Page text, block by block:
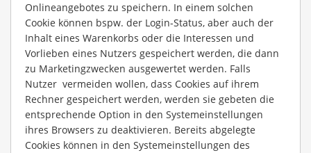
Onlineangebotes zu speichern. In einem solchen
Cookie können bspw. der Login-Status, aber auch der
Inhalt eines Warenkorbs oder die Interessen und
Vorlieben eines Nutzers gespeichert werden, die dann
zu Marketingzwecken ausgewertet werden. Falls
Nutzer vermeiden wollen, dass Cookies auf ihrem
Rechner gespeichert werden, werden sie gebeten die
entsprechende Option in den Systemeinstellungen
ihres Browsers zu deaktivieren. Bereits abgelegte
Cookies können in den Systemeinstellungen des